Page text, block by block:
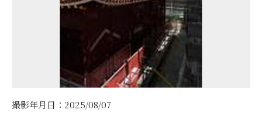
撮影年月日：2025/08/07